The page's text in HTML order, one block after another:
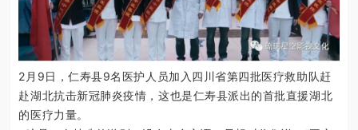
2月9日，仁寿县9名医护人员加入四川省第四批医疗救助队赶
赴湖北抗击新冠肺炎疫情，这也是仁寿县派出的首批直援湖北
的医疗力量。